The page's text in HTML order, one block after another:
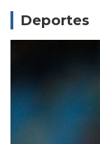
Deportes